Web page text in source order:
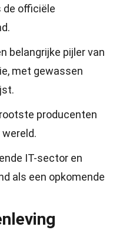
de officiële
belangrijke pijler van
met gewassen
producenten
IT-sector en
als een opkomende